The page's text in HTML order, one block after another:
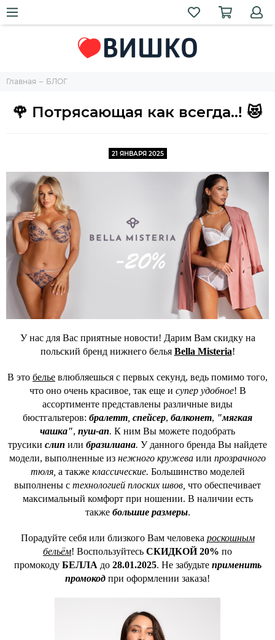
Главная БЛОГ
🌹 Потрясающая как всегда..! 😻
21 ЯНВАРЯ 2025
У нас для Вас приятные новости! Дарим Вам скидку на
польский бренд нижнего белья Bella Misteria!
В это белье влюбляешься с первых секунд, ведь помимо того,
что оно очень красивое, так еще и супер удобное! В
ассортименте представлены различные виды
бюстгальтеров: бралетт спейсер, балконет, "мягкая
чашка", пуш-ап. К ним Вы можете подобрать
трусики слип или бразилиана. У данного бренда Вы найдете
модели, выполненные из нежного кружева или прозрачного
тюля, а такжеклассические. Большинство моделей
выполнены с технологией плоских швов, что обеспечивает
максимальный комфорт при ношении. В наличии есть
также большие размеры.
Порадуйте себя или близкого Вам человека роскошным
бельём! Воспользуйтесь СКИДКОЙ 20% по
промокоду БЕЛЛА до 28.01.2025. Не забудьте применить
промокод при оформлении заказа!